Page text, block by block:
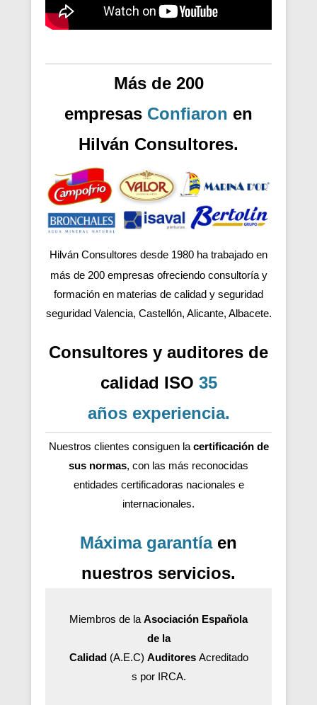
Más de 200
empresas Confiaron en
Hilván Consultores.
Hilván Consultores desde 1980 ha trabajado en
más de 200 empresas ofreciendo consultoría y
formación en materias de calidad y seguridad
seguridad Valencia, Castellón, Alicante, Albacete.
Consultores y auditores de
calidad ISO 35
años experiencia.
Nuestros clientes consiguen la certificación de
sus normas, con las más reconocidas
entidades certificadoras nacionales e
internacionales.
Máxima garantíaen
nuestros servicios.
Miembros de la Asociación Española
de la
Calidad(A.E.C) AuditoresAcreditado
s por IRCA.